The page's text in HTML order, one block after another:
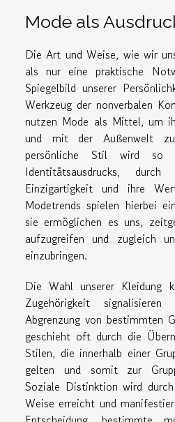
Mode als
Die Art und Weise, wie wir
als nur eine praktische
Spiegelbild unserer
Werkzeug der nonverbalen
nutzen Mode als Mittel, um
und mit der Außenwelt
persönliche Stil wird
Identitätsausdrucks,
Einzigartigkeit und ihre
Modetrends spielen hierbei
sie ermöglichen es uns,
aufzugreifen und zugleich
einzubringen.
Die Wahl unserer Kleidung
Zugehörigkeit
Abgrenzung von bestimmten
geschieht oft durch die
Stilen, die innerhalb einer
gelten und somit zur
Soziale Distinktion wird
Weise erreicht und